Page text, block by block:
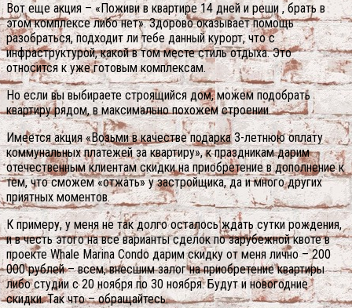
Вот еще акция – «Поживи в квартире 14 дней и реши , брать в
этом комплексе либо нет». Здорово оказывает помощь
разобраться, подходит ли тебе данный курорт, что с
инфраструктурой, какой в том месте стиль отдыха. Это
относится к уже готовым комплексам.
Но если вы выбираете строящийся дом, можем подобрать
квартиру рядом, в максимально похожем строении.
Имеется акция «Возьми в качестве подарка 3-летнюю оплату
коммунальных платежей за квартиру», к праздникам дарим
отечественным клиентам скидки на приобретение в дополнение к
тем, что сможем «отжать» у застройщика, да и много других
приятных моментов.
К примеру, у меня не так долго осталось ждать сутки рождения,
и в честь этого на все варианты сделок по зарубежной квоте в
проекте Whale Marina Condo дарим скидку от меня лично – 200
000 рублей – всем, внесшим залог на приобретение квартиры
либо студии с 20 ноября по 30 ноября. Будут и новогодние
скидки. Так что – обращайтесь.